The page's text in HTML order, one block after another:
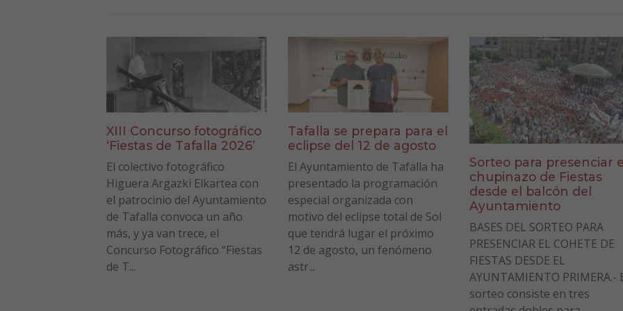
XIII Concurso fotográfico
‘Fiestas de Tafalla 2026’
El colectivo fotográfico
Higuera Argazki Elkartea con
el patrocinio del Ayuntamiento
de Tafalla convoca un año
más, y ya van trece, el
Concurso Fotográfico “Fiestas
de T...
Tafalla se prepara para el
eclipse del 12 de agosto
El Ayuntamiento de Tafalla ha
presentado la programación
especial organizada con
motivo del eclipse total de Sol
que tendrá lugar el próximo
12 de agosto, un fenómeno
astr...
Sorteo para presenciar
chupinazo de Fiestas
desde el balcón del
Ayuntamiento
BASES DEL SORTEO PARA
PRESENCIAR EL COHETE DE
FIESTAS DESDE EL
AYUNTAMIENTO PRIMERA.-
sorteo consiste en tres